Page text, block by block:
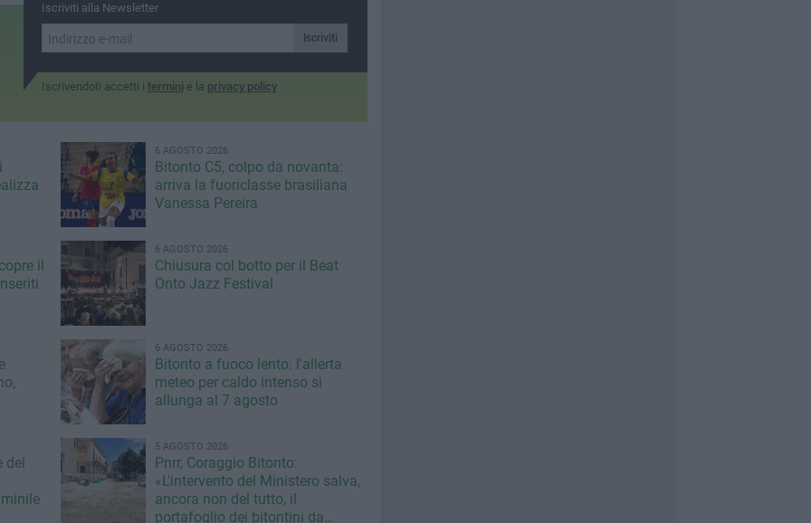
Iscriviti alla Newsletter
Iscriviti
Iscrivendoti accetti i termini e la privacy policy
6 AGOSTO 2026
Bitonto C5, colpo da novanta:
arriva la fuoriclasse brasiliana
Vanessa Pereira
il
6 AGOSTO 2026
Chiusura col botto per il Beat
Onto Jazz Festival
6 AGOSTO 2026
Bitonto a fuoco lento: l'allerta
meteo per caldo intenso si
allunga al 7 agosto
del
5 AGOSTO 2026
Pnrr, Coraggio Bitonto:
«L'intervento del Ministero salva,
ancora non del tutto, il
portafoglio dei bitontini da